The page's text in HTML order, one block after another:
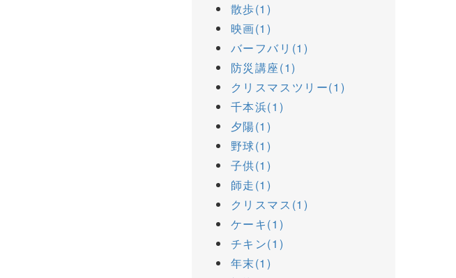
散歩(1)
映画(1)
バーフバリ(1)
防災講座(1)
クリスマスツリー(1)
千本浜(1)
夕陽(1)
野球(1)
子供(1)
師走(1)
クリスマス(1)
ケーキ(1)
チキン(1)
年末(1)